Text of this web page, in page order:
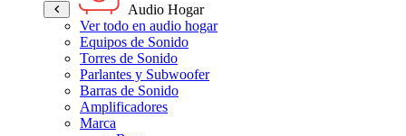
Audio Hogar
Ver todo en audio hogar
Equipos de Sonido
Torres de Sonido
Parlantes y Subwoofer
Barras de Sonido
Amplificadores
Marca